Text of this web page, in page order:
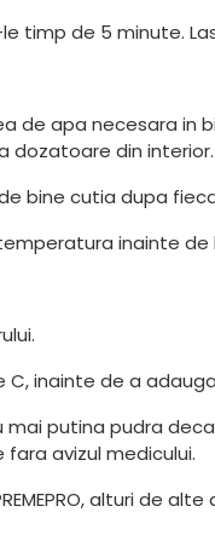
timp de 5 minute.
apa necesara in
dozatoare din interior.
bine cutia dupa
inainte de
inainte de a
mai putina pudra
avizul medicului.
alturi de